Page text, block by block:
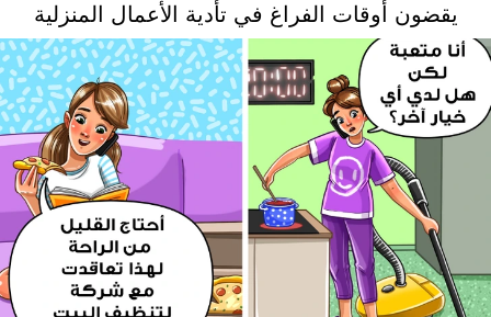
يقضون أوقات الفراغ في تأدية الأعمال المنزلية